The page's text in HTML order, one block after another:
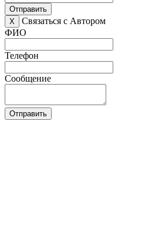
Отправить
X
Связаться с Автором
ФИО
Телефон
Сообщение
Отправить